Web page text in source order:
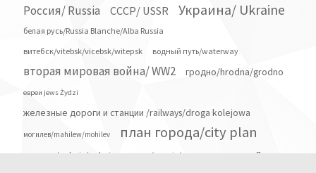
Россия/ Russia СССР/ USSR Украина/ Ukraine
белая русь/Russia Blanche/Alba Russia
витебск/vitebsk/vicebsk/witepsk
водный путь/waterway
вторая мировая война/ WW2 гродно/hrodna/grodno
евреи jews Żydzi
железные дороги и станции /railways/droga kolejowa
могилев/mahilew/mohilev план города/city plan
полесье/polesje/polesie пруссия/prussia/preussen разделы Польши